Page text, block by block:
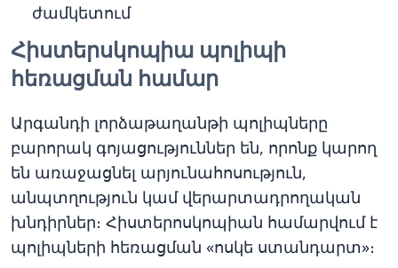
ժամկետում
Հիստերսկոպիա պոլիպի
հեռացման համար
Արգանդի լորձաթաղանթի պոլիպները
բարորակ գոյացություններ են, որոնք կարող
են առաջացնել արյունահոսություն,
անպտղություն կամ վերարտադրողական
խնդիրներ։ Հիստերոսկոպիան համարվում է
պոլիպների հեռացման «ոսկե ստանդարտ»։